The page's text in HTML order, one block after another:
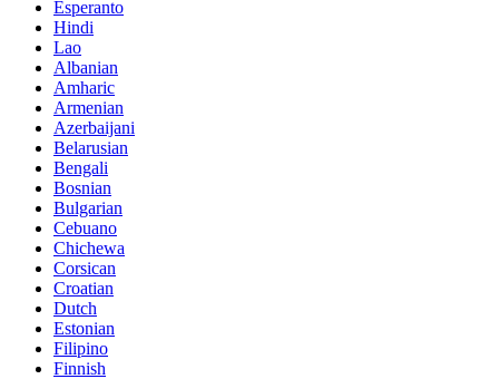
Esperanto
Hindi
Lao
Albanian
Amharic
Armenian
Azerbaijani
Belarusian
Bengali
Bosnian
Bulgarian
Cebuano
Chichewa
Corsican
Croatian
Dutch
Estonian
Filipino
Finnish